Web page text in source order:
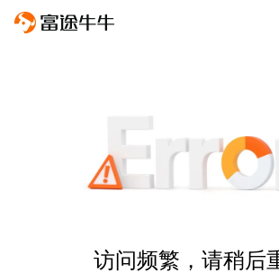
访问频繁，请稍后